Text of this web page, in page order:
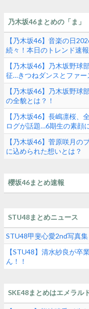
乃木坂46まとめの「ま」
【乃木坂46】音楽の日
続々！本日のトレンド速報
【乃木坂46】乃木坂野
征…きつねダンスとファー
【乃木坂46】乃木坂野
の全貌とは？！
【乃木坂46】長嶋凛桜、
ログが話題…6期生の素顔
【乃木坂46】菅原咲月の
に込められた想いとは？
櫻坂46まとめ速報
STU48まとめニュース
STU48甲斐心愛2nd写真
【STU48】清水紗良が卒
ん！！
SKE48まとめはエメラル